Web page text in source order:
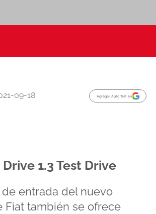
09-18 Agregar Auto Test en
1.3 Test Drive
de entrada del nuevo
Fiat también se ofrece